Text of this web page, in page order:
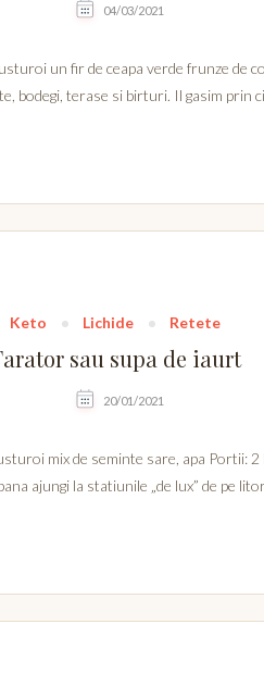
04/03/2021
un fir de ceapa verde frunze de
bodegi, terase si birturi. Il gasim prin
Keto Lichide Retete
sau supa de iaurt
20/01/2021
mix de seminte sare, apa Portii:
ajungi la statiunile „de lux” de pe